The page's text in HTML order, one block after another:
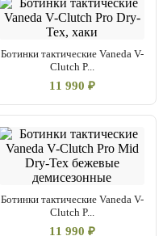
Ботинки тактические Vaneda V-
Clutch P...
11 990 ₽
Ботинки тактические Vaneda V-
Clutch P...
11 990 ₽